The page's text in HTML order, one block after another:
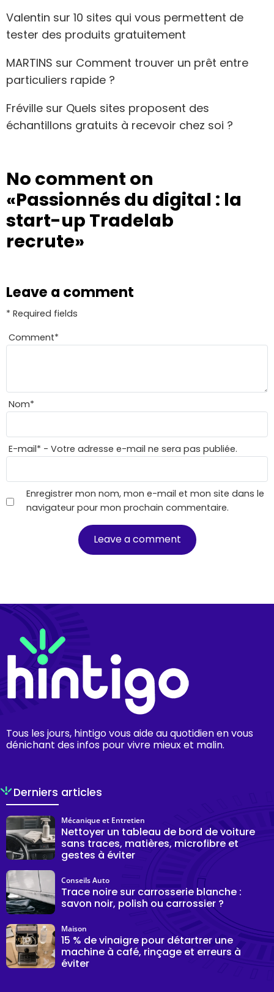
Valentin sur 10 sites qui vous permettent de
tester des produits gratuitement
MARTINS sur Comment trouver un prêt entre
particuliers rapide ?
Fréville sur Quels sites proposent des
échantillons gratuits à recevoir chez soi ?
No comment on
«Passionnés du digital : la
start-up Tradelab
recrute»
Leave a comment
* Required fields
Comment*
Nom*
E-mail* - Votre adresse e-mail ne sera pas publiée.
Enregistrer mon nom, mon e-mail et mon site dans le
navigateur pour mon prochain commentaire.
Tous les jours, hintigo vous aide au quotidien en vous
dénichant des infos pour vivre mieux et malin.
Derniers articles
Nettoyer un tableau de bord de voiture
sans traces, matières, microfibre et
gestes à éviter
Mécanique et Entretien
Trace noire sur carrosserie blanche :
savon noir, polish ou carrossier ?
Conseils Auto
15 % de vinaigre pour détartrer une
machine à café, rinçage et erreurs à
éviter
Maison